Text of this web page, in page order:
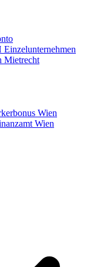
Einzelunternehmen
Mietrecht
Wien
Wien